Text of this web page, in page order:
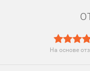
На основе